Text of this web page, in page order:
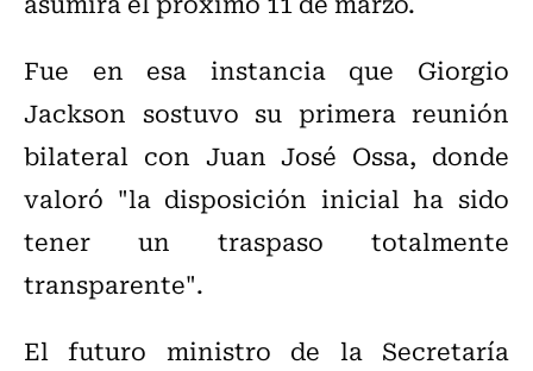
Fue en esa instancia que Giorgio
Jackson sostuvo su primera reunión
bilateral con Juan José Ossa, donde
valoró "la disposición inicial ha sido
tener un traspaso totalmente
transparente".
El futuro ministro de la Secretaría